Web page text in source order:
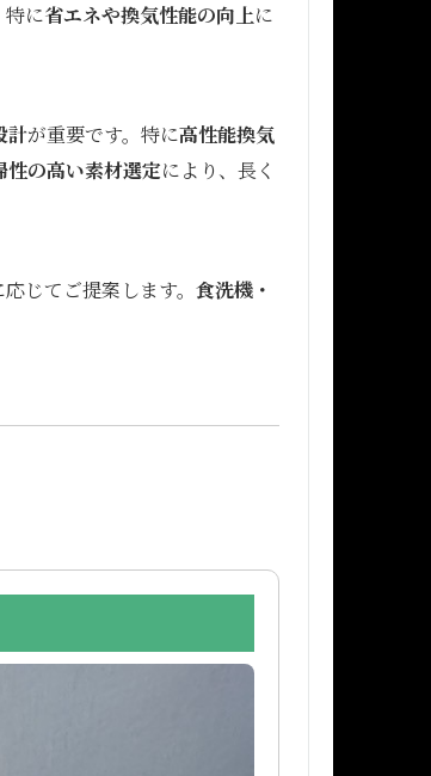
に省エネや換気性能の向上に
計が重要です。特に高性能換気
性の高い素材選定により、長く
応じてご提案します。 食洗機・